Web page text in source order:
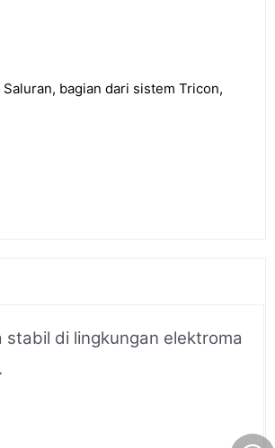
bagian dari sistem Tricon,
stabil di lingkungan elektroma